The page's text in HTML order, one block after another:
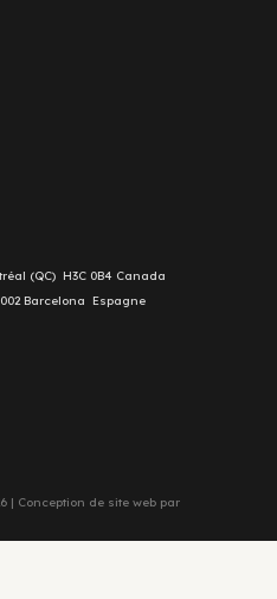
(QC) H3C 0B4 Canada
Barcelona Espagne
| Conception de site web par